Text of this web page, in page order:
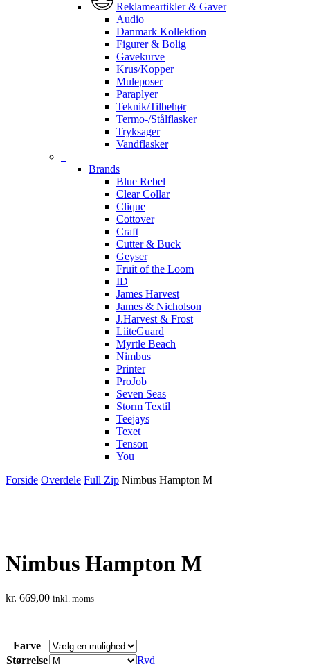
Reklameartikler & Gaver
Audio
Danmark Kollektion
Figurer & Bolig
Gavekurve
Krus/Kopper
Muleposer
Paraplyer
Teknik/Tilbehør
Termo-/Stålflasker
Tryksager
Vandflasker
–
Brands
Blue Rebel
Clear Collar
Clique
Cottover
Craft
Cutter & Buck
Geyser
Fruit of the Loom
ID
James Harvest
James & Nicholson
J.Harvest & Frost
LiiteGuard
Myrtle Beach
Nimbus
Printer
ProJob
Seven Seas
Storm Textil
Teejays
Texet
Tenson
You
Forside Overdele Full Zip Nimbus Hampton M
Nimbus Hampton M
kr. 669,00 inkl. moms
Farve
Størrelse
Ryd